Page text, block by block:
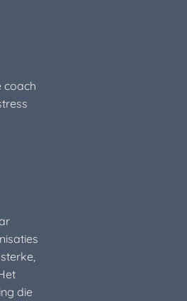
coach
die